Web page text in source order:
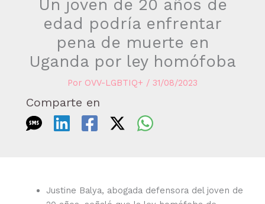
Un joven de 20 años de
edad podría enfrentar
pena de muerte en
Uganda por ley homófoba
Por OVV-LGBTIQ+ / 31/08/2023
Comparte en
Justine Balya, abogada defensora del joven de